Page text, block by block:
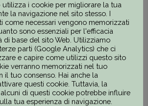
“
utilizza i cookie per migliorare la tua
la navigazione nel sito stesso. I
come necessari vengono memorizzati
sono essenziali per l'efficacia
di base del sito Web. Utilizziamo
parti (Google Analytics) che ci
e capire come utilizzi questo sito
verranno memorizzati nel tuo
il tuo consenso. Hai anche la
questi cookie. Tuttavia, la
di questi cookie potrebbe influire
tua esperienza di navigazione.